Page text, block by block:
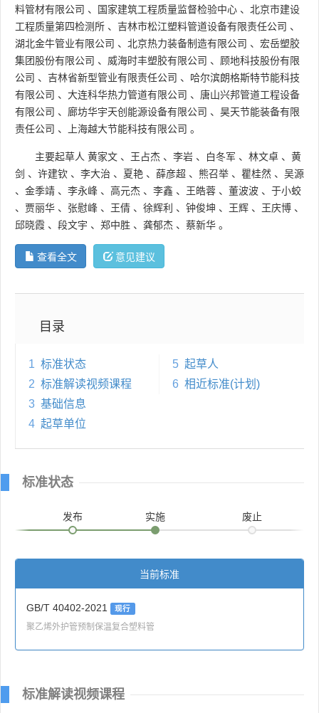
料管材有限公司 、 国家建筑工程质量监督检验中心 、 北京市建设
工程质量第四检测所 、 吉林市松江塑料管道设备有限责任公司 、
湖北金牛管业有限公司 、 北京热力装备制造有限公司 、 宏岳塑胶
集团股份有限公司 、 威海时丰塑胶有限公司 、 顾地科技股份有限
公司 、 吉林省新型管业有限责任公司 、 哈尔滨朗格斯特节能科技
有限公司 、 大连科华热力管道有限公司 、 唐山兴邦管道工程设备
有限公司 、 廊坊华宇天创能源设备有限公司 、 昊天节能装备有限
责任公司 、 上海越大节能科技有限公司 。
主要起草人 黄家文 、 王占杰 、 李岩 、 白冬军 、 林文卓 、 黄
剑 、 许建钦 、 李大治 、 夏艳 、 薛彦超 、 熊召举 、 瞿桂然 、 吴源
、 金季靖 、 李永峰 、 高元杰 、 李鑫 、 王皓蓉 、 董波波 、 于小蛟
、 贾丽华 、 张慰峰 、 王倩 、 徐辉利 、 钟俊坤 、 王辉 、 王庆博 、
邱晓霞 、 段文宇 、 郑中胜 、 龚郁杰 、 蔡新华 。
查看全文 意见建议
目录
1 标准状态
2 标准解读视频课程
3 基础信息
4 起草单位
5 起草人
6 相近标准(计划)
标准状态
发布 实施 废止
当前标准
GB/T 40402-2021 现行
聚乙烯外护管预制保温复合塑料管
标准解读视频课程